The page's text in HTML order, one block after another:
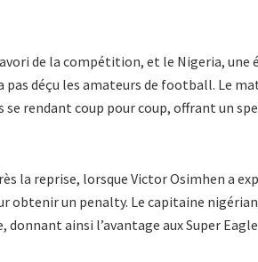
de la compétition, et le Nigeria, une
déçu les amateurs de football. Le
se rendant coup pour coup, offrant un
la reprise, lorsque Victor Osimhen a
obtenir un penalty. Le capitaine
ainsi l’avantage aux Super